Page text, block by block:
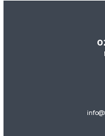
konularda yetersiz
kullanarak tarafımıza
Görüş ve önerileriniz için
Ürün resmi kalitesiz,
Ürün açıklamasında
Ürün fiyatı diğer